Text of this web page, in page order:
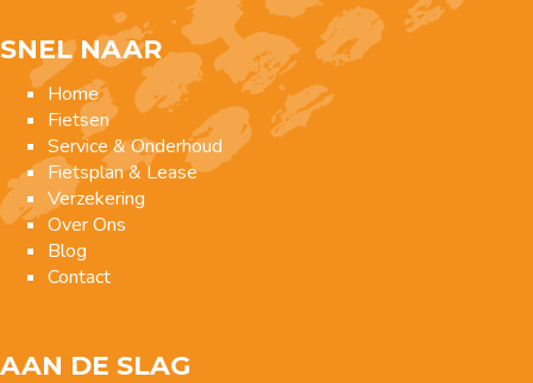
SNEL NAAR
Home
Fietsen
Service & Onderhoud
Fietsplan & Lease
Verzekering
Over Ons
Blog
Contact
AAN DE SLAG